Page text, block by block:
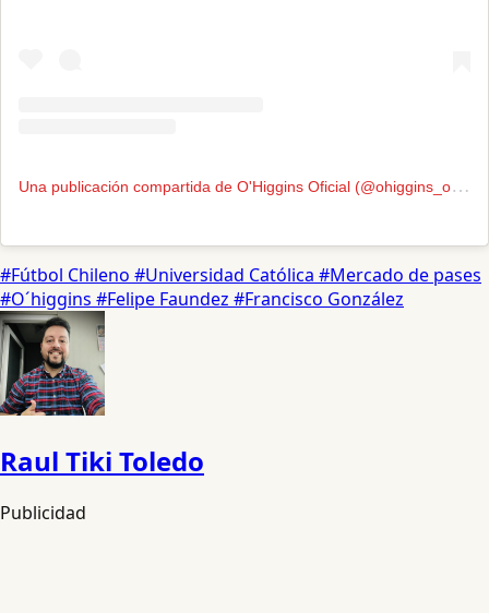
U
na publicación compartida de O'Higgins Oficial (@ohiggins_oficial)
#Fútbol Chileno #Universidad Católica #Mercado de pases
#O´higgins #Felipe Faundez #Francisco González
Raul Tiki Toledo
Publicidad